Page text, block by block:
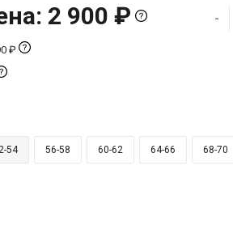
2 900 ₽
₽
-
54 56-58 60-62 64-66 68-70